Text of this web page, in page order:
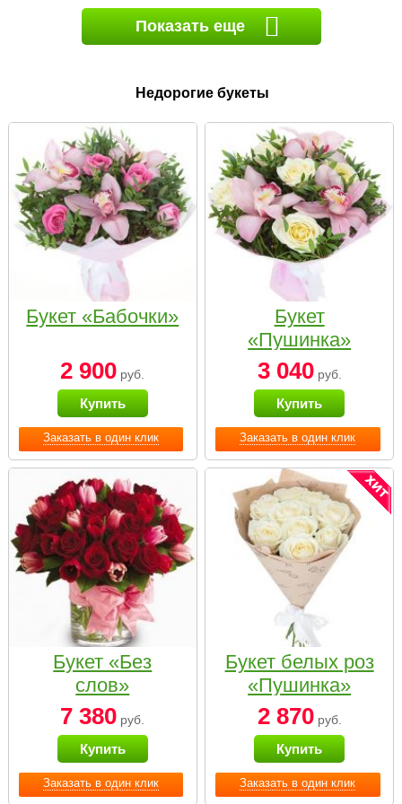
Показать еще
Недорогие букеты
Заказать в один клик
Букет «Бабочки»
2 900 руб.
Купить
Заказать в один клик
Букет
«Пушинка»
3 040руб.
Купить
Заказать в один клик
Букет «Без
слов»
7 380 руб.
Купить
Заказать в один клик
Букет белых роз
«Пушинка»
2 870руб.
Купить